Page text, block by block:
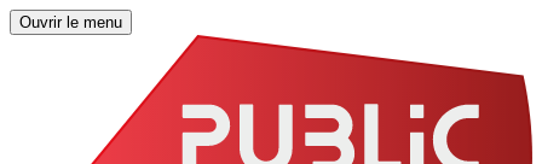
Ouvrir le menu